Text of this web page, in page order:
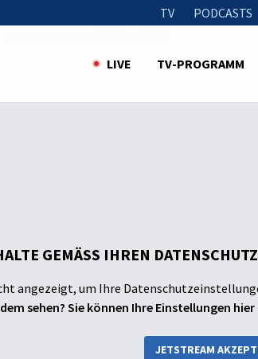
TV PODCASTS
LIVE TV-PROGRAMM
GEMÄSS IHREN
angezeigt, um Ihre
sehen? Sie können Ihre Einstellungen hier
JETSTREAM